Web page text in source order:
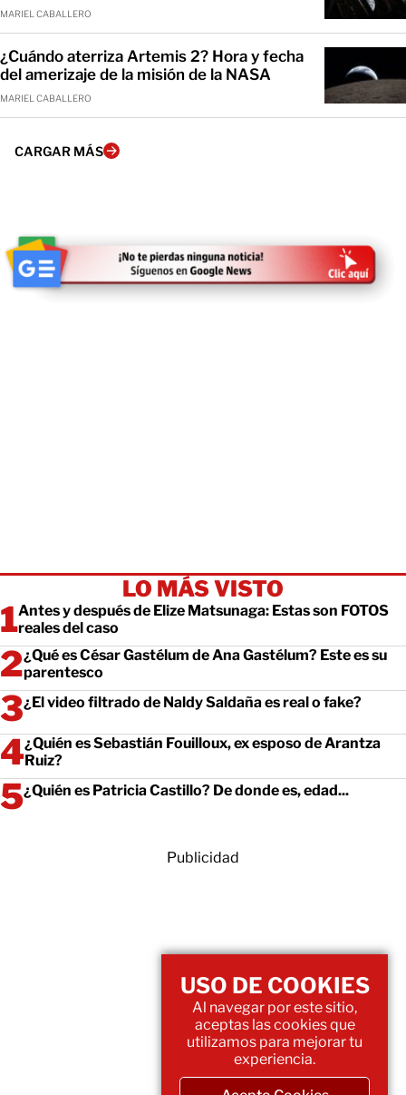
MARIEL CABALLERO
¿Cuándo aterriza Artemis 2? Hora y fecha
del amerizaje de la misión de la NASA
MARIEL CABALLERO
CARGAR MÁS
LO MÁS VISTO
Antes y después de Elize Matsunaga: Estas son FOTOS
reales del caso
¿Qué es César Gastélum de Ana Gastélum? Este es su
parentesco
¿El video filtrado de Naldy Saldaña es real o fake?
¿Quién es Sebastián Fouilloux, ex esposo de Arantza
Ruiz?
¿Quién es Patricia Castillo? De donde es, edad...
Publicidad
USO DE COOKIES
Al navegar por este sitio,
aceptas las cookies que
utilizamos para mejorar tu
experiencia.